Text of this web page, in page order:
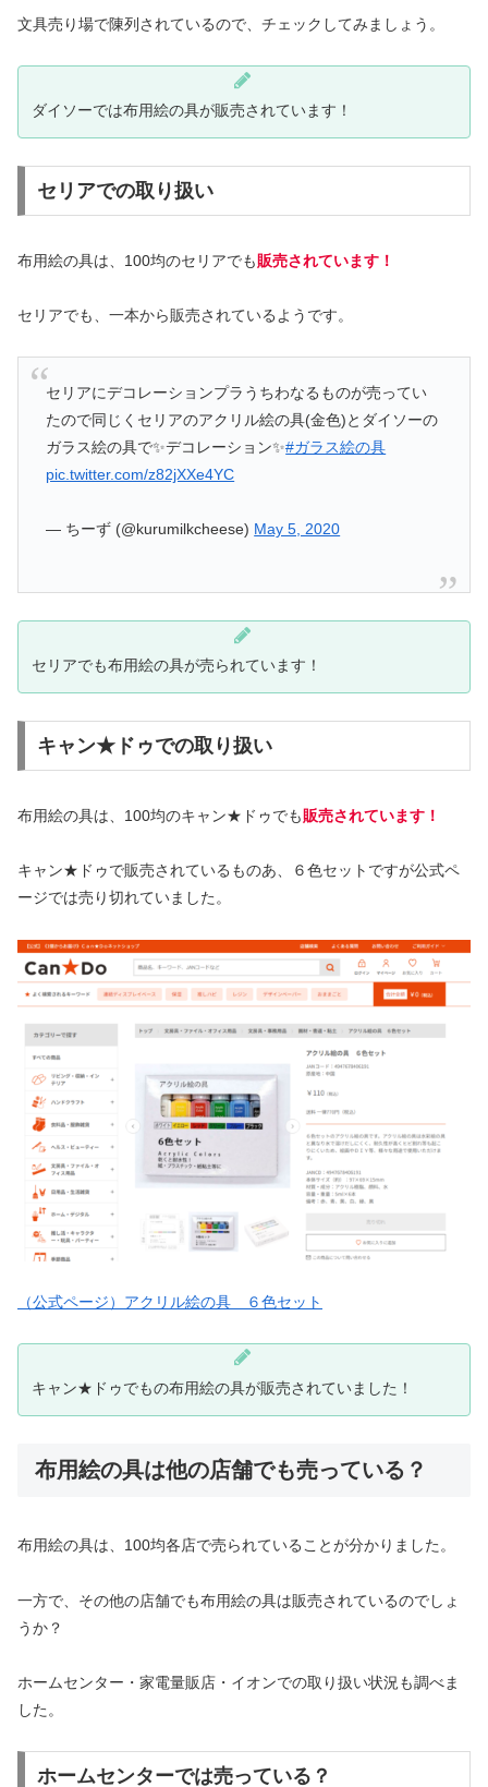
文具売り場で陳列されているので、チェックしてみましょう。
ダイソーでは布用絵の具が販売されています！
セリアでの取り扱い
布用絵の具は、100均のセリアでも 販売されています！
セリアでも、一本から販売されているようです。
セリアにデコレーションプラうちわなるものが売ってい
たので同じくセリアのアクリル絵の具(金色)とダイソーの
ガラス絵の具で✨デコレーション✨#ガラス絵の具
pic.twitter.com/z82jXXe4YC
— ちーず (@kurumilkcheese) May 5, 2020
セリアでも布用絵の具が売られています！
キャン★ドゥでの取り扱い
布用絵の具は、100均のキャン★ドゥでも 販売されています！
キャン★ドゥで販売されているものあ、６色セットですが公式ペ
ージでは売り切れていました。
（公式ページ）アクリル絵の具 ６色セット
キャン★ドゥでもの布用絵の具が販売されていました！
布用絵の具は他の店舗でも売っている？
布用絵の具は、100均各店で売られていることが分かりました。
一方で、その他の店舗でも布用絵の具は販売されているのでしょ
うか？
ホームセンター・家電量販店・イオンでの取り扱い状況も調べま
した。
ホームセンターでは売っている？